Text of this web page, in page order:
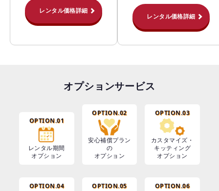
レンタル価格詳細
レンタル価格詳細
オプションサービス
OPTION.01
レンタル期間
オプション
OPTION.02
安心補償プラン
の
オプション
OPTION.03
カスタマイズ・
キッティング
オプション
OPTION.04 OPTION.05 OPTION.06